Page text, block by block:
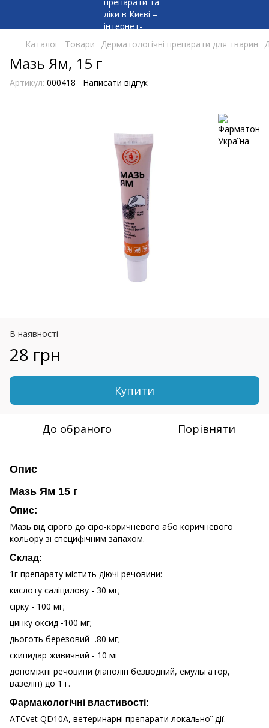
Каталог Товари Дерматологічні препарати для тварин
Мазь Ям, 15 г
Артикул: 000418 Написати відгук
В наявності
28 грн
Купити
До обраного Порівняти
Опис
Мазь Ям 15 г
Опис:
Мазь від сірого до сіро-коричневого або коричневого
кольору зі специфічним запахом.
Склад:
1г препарату містить діючі речовини:
кислоту саліцилову - 30 мг;
сірку - 100 мг;
цинку оксид -100 мг;
дьоготь березовий -.80 мг;
скипидар живичний - 10 мг
допоміжні речовини (ланолін безводний, емульгатор,
вазелін) до 1 г.
Фармакологічні властивості:
ATCvet QD10A, ветеринарні препарати локальної дії.